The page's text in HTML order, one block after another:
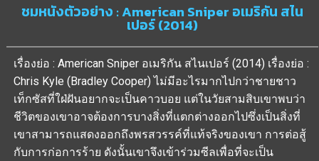
ชมหนังตัวอย่าง : American Sniper อเมริกัน สไน
เปอร์ (2014)
เรื่องย่อ : American Sniper อเมริกัน สไนเปอร์ (2014) เรื่องย่อ :
Chris Kyle (Bradley Cooper) ไม่มีอะไรมากไปกว่าชายชาว
เท็กซัสที่ใฝ่ฝันอยากจะเป็นคาวบอย แต่ในวัยสามสิบเขาพบว่า
ชีวิตของเขาอาจต้องการบางสิ่งที่แตกต่างออกไปซึ่งเป็นสิ่งที่
เขาสามารถแสดงออกถึงพรสวรรค์ที่แท้จริงของเขา การต่อสู้
กับการก่อการร้าย ดังนั้นเขาจึงเข้าร่วมซีลเพื่อที่จะเป็น